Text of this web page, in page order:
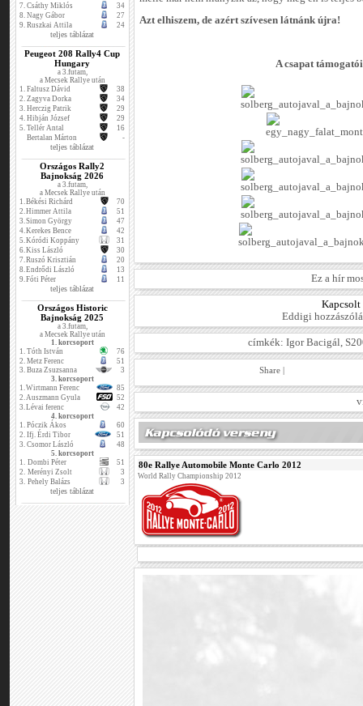
7. Csáthy Miklós
34
8. Nagy Gábor
27
9. Ruszkai Attila 24
teljes táblázat
Peugeot 208 Rally4 Cup
Hungary
a 3.futam,
a Mecsek Rallye után
1. Faltusz Dávid
38
2. Zagyva Dorka
34
3. Herczig Patrik
29
4. Hibján József
29
5. Tellér Antal
16
Bertalan Márton
-
teljes táblázat
Országos Rally2
Bajnokság 2026
a 3.futam,
a Mecsek Rallye után
1.Békési Richárd
70
2.Himmer Attila
51
3.Simon György
47
4.Kerekes Bence
42
5.Kóródi Koppány
31
6.Kiss László
30
7.Ruszó Krisztián
20
8.Endrődi László
13
9.Fóti Péter 11
teljes táblázat
Országos Historic
Bajnokság 2025
a 3.futam,
a Mecsek Rallye után
1. korcsoport
1. Tóth István
76
2. Metz Ferenc
51
3. Buza Zsuzsanna
3
3. korcsoport
1.Wirtmann Ferenc
85
2.Auszmann Gyula
52
3.Lévai ferenc
42
4. korcsoport
1. Póczik Ákos
60
2. Ifj. Érdi Tibor
51
3. Csomor László
48
5. korcsoport
1. Dombi Péter
51
2. Merényi Zsolt
3
3. Pehely Balázs 3
teljes táblázat
Azt elhiszem, de azért szívesen látnánk újra!
A csapat
Ez a hír
Eddigi
címkék: Igor Bacigál,
Share
80e Rallye Automobile Monte Carlo 2012
World Rally Championship 2012